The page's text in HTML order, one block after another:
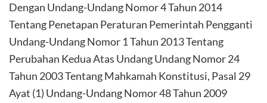
Dengan Undang-Undang Nomor 4 Tahun 2014
Tentang Penetapan Peraturan Pemerintah Pengganti
Undang-Undang Nomor 1 Tahun 2013 Tentang
Perubahan Kedua Atas Undang Undang Nomor 24
Tahun 2003 Tentang Mahkamah Konstitusi, Pasal 29
Ayat (1) Undang-Undang Nomor 48 Tahun 2009